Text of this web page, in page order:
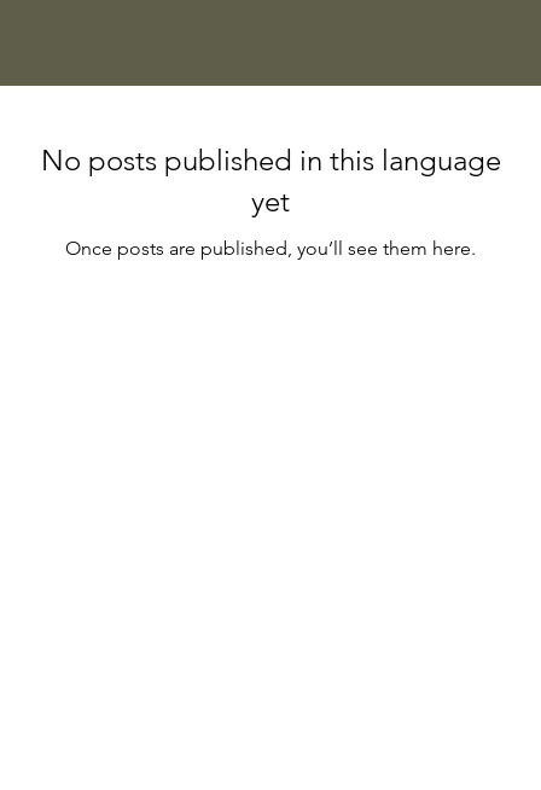
No posts published in this language
yet
Once posts are published, you’ll see them here.